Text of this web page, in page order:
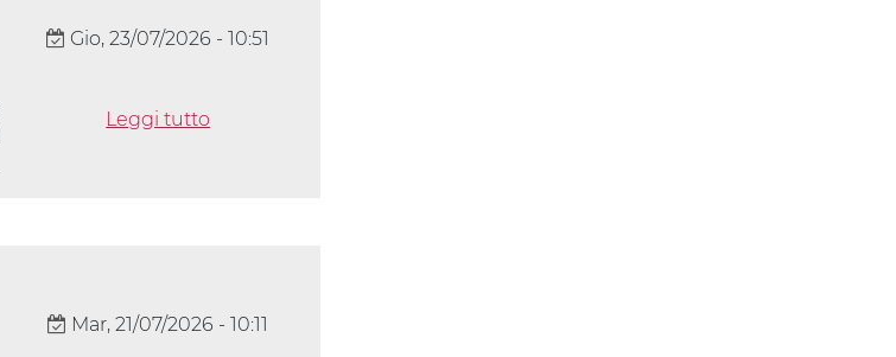
Gio, 23/07/2026 - 10:51
Leggi tutto
Mar, 21/07/2026 - 10:11